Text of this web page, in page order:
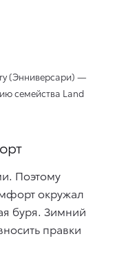
(Энниверсари) —
семейства Land
Поэтому
окружал
буря. Зимний
правки